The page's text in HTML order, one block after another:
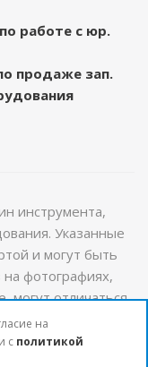
работе с юр.
продаже зап.
инструмента,
Указанные
и могут быть
фотографиях,
могут отличаться
о стоимости и
менеджеров
на
с политикой